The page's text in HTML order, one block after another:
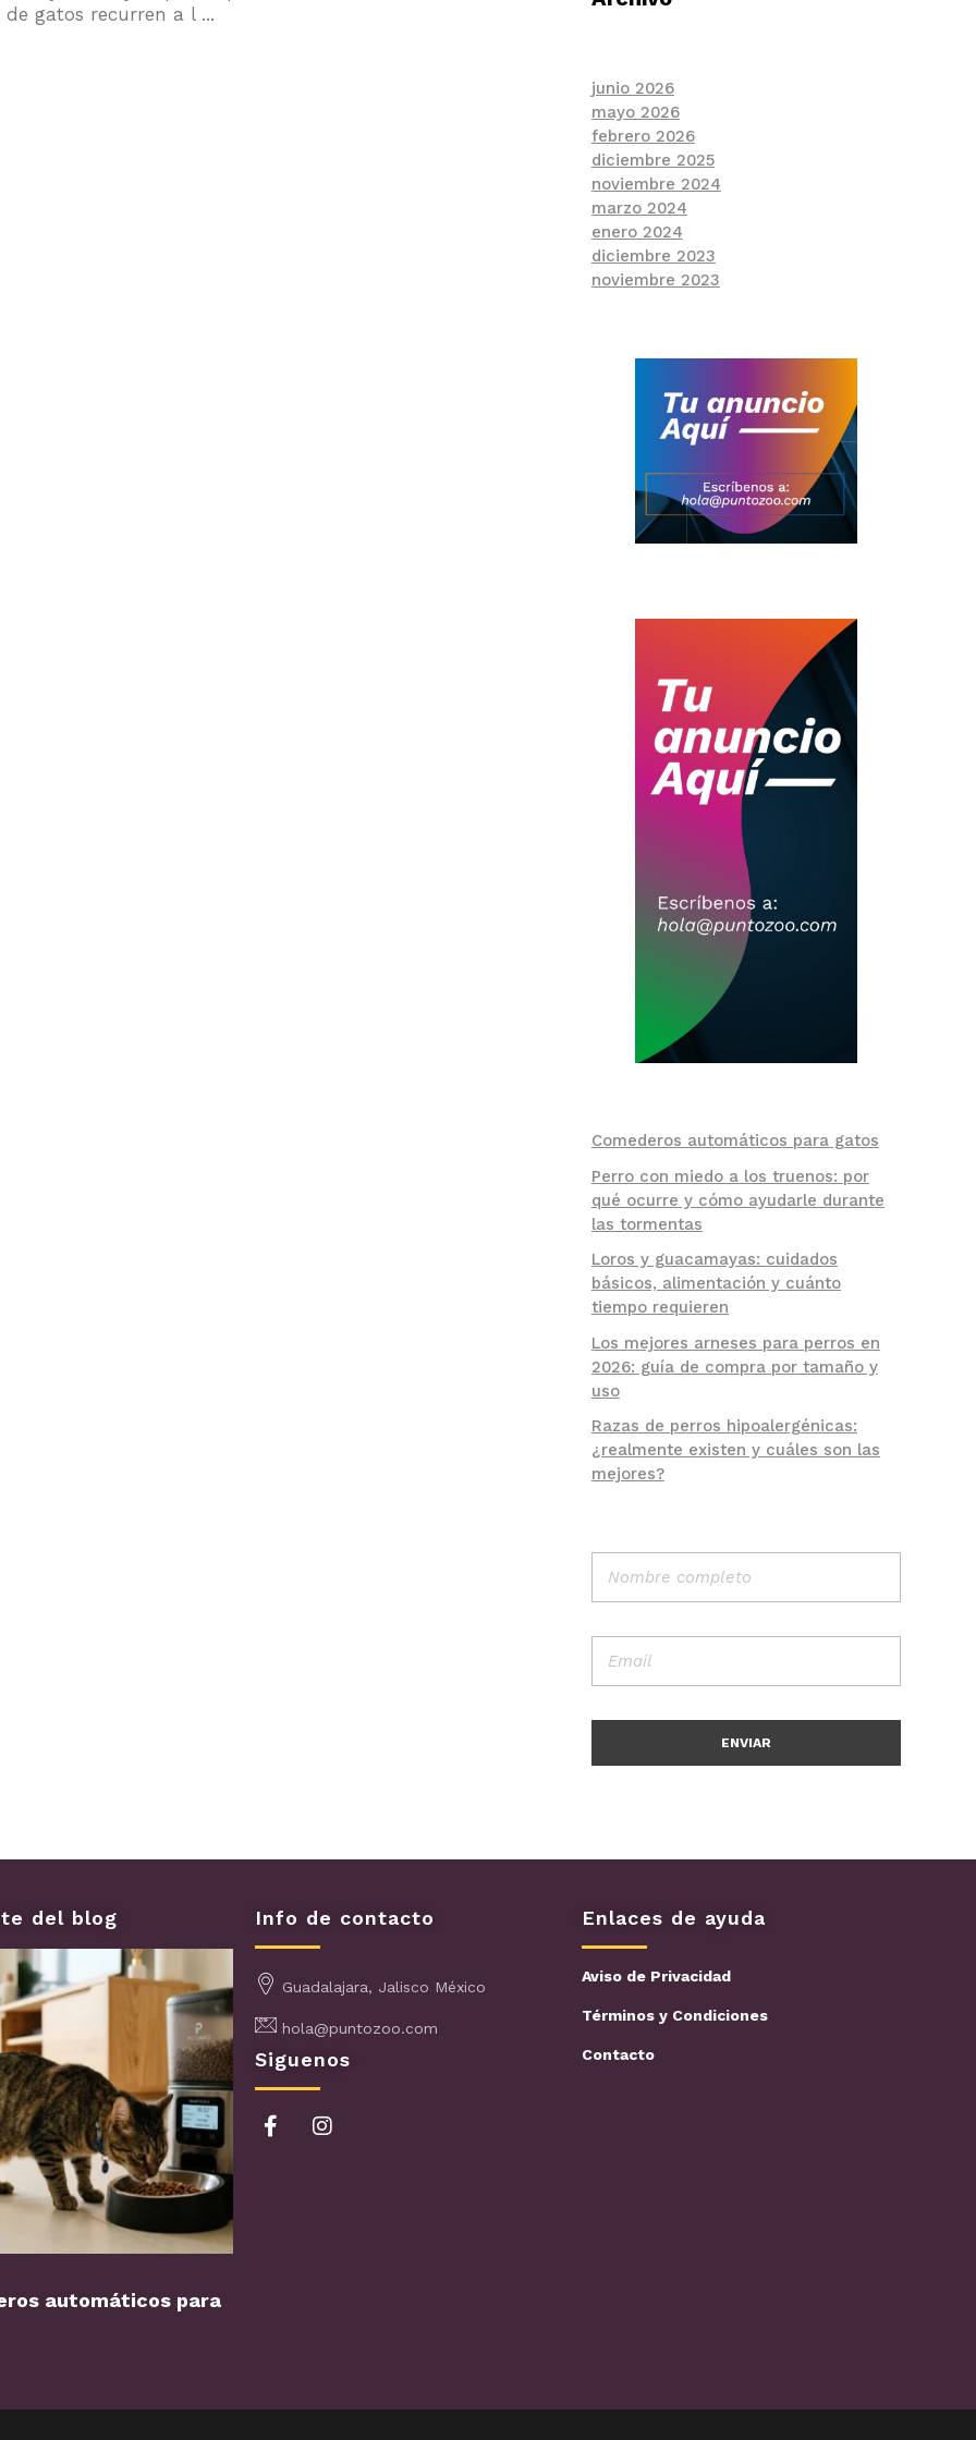
gatos recurren a l ...
junio 2026
mayo 2026
febrero 2026
diciembre 2025
noviembre 2024
marzo 2024
enero 2024
diciembre 2023
noviembre 2023
Comederos automáticos para gatos
Perro con miedo a los truenos: por
qué ocurre y cómo ayudarle durante
las tormentas
Loros y guacamayas: cuidados
básicos, alimentación y cuánto
tiempo requieren
Los mejores arneses para perros en
2026: guía de compra por tamaño y
uso
Razas de perros hipoalergénicas:
¿realmente existen y cuáles son las
mejores?
del blog
automáticos para
Info de contacto
Guadalajara, Jalisco México
hola@puntozoo.com
Siguenos
Enlaces de ayuda
Aviso de Privacidad
Términos y Condiciones
Contacto